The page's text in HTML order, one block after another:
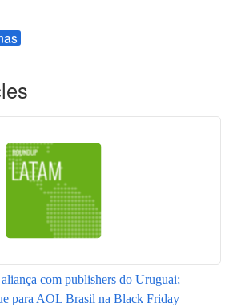
com publishers do Uruguai;
para AOL Brasil na Black Friday